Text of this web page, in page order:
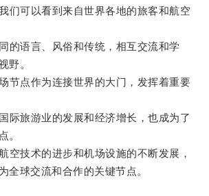
可以看到来自世界各地的旅客和航空
语言、风俗和传统，相互交流和学
野。
点作为连接世界的大门，发挥着重要
旅游业的发展和经济增长，也成为了
。
技术的进步和机场设施的不断发展，
全球交流和合作的关键节点。